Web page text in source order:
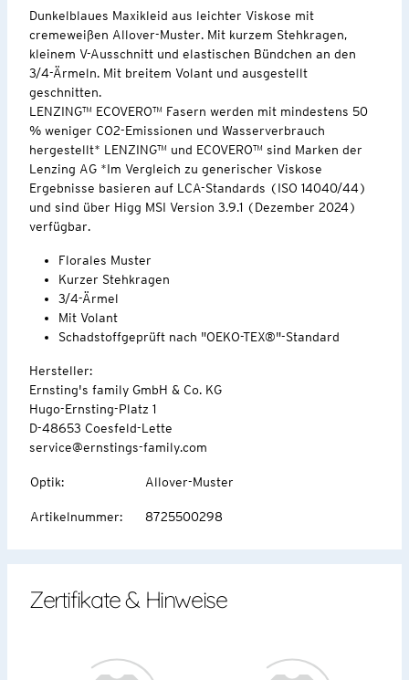
Dunkelblaues Maxikleid aus leichter Viskose mit
cremeweißen Allover-Muster. Mit kurzem Stehkragen,
kleinem V-Ausschnitt und elastischen Bündchen an den
3/4-Ärmeln. Mit breitem Volant und ausgestellt
geschnitten.
LENZING™ ECOVERO™ Fasern werden mit mindestens 50
% weniger CO2-Emissionen und Wasserverbrauch
hergestellt* LENZING™ und ECOVERO™ sind Marken der
Lenzing AG *Im Vergleich zu generischer Viskose
Ergebnisse basieren auf LCA-Standards (ISO 14040/44)
und sind über Higg MSI Version 3.9.1 (Dezember 2024)
verfügbar.
Florales Muster
Kurzer Stehkragen
3/4-Ärmel
Mit Volant
Schadstoffgeprüft nach "OEKO-TEX®"-Standard
Hersteller:
Ernsting's family GmbH & Co. KG
Hugo-Ernsting-Platz 1
D-48653 Coesfeld-Lette
service@ernstings-family.com
Optik: Allover-Muster
Artikelnummer: 8725500298
Zertifikate & Hinweise